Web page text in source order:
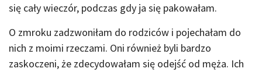
się cały wieczór, podczas gdy ja się pakowałam.
O zmroku zadzwoniłam do rodziców i pojechałam do
nich z moimi rzeczami. Oni również byli bardzo
zaskoczeni, że zdecydowałam się odejść od męża. Ich